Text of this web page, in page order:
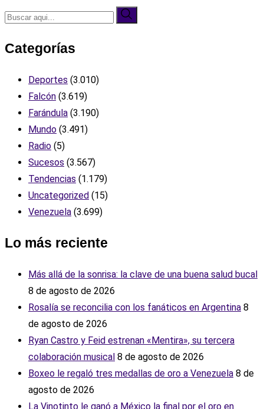
Categorías
Deportes (3.010)
Falcón (3.619)
Farándula (3.190)
Mundo (3.491)
Radio (5)
Sucesos (3.567)
Tendencias (1.179)
Uncategorized (15)
Venezuela (3.699)
Lo más reciente
Más allá de la sonrisa: la clave de una buena salud bucal
8 de agosto de 2026
Rosalía se reconcilia con los fanáticos en Argentina 8
de agosto de 2026
Ryan Castro y Feid estrenan «Mentira», su tercera
colaboración musical 8 de agosto de 2026
Boxeo le regaló tres medallas de oro a Venezuela 8 de
agosto de 2026
La Vinotinto le ganó a México la final por el oro en